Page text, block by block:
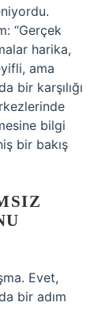
“Gerçek
harika,
ama
bir karşılığı
bilgi
bir bakış
Evet,
bir adım